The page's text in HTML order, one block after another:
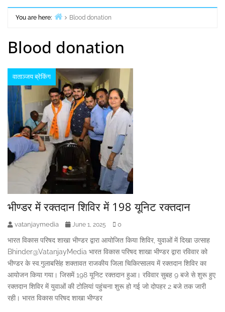
You are here:
Blood donation
Blood donation
वाताञ्जय ब्रेकिंग
भीण्डर में रक्तदान शिविर में 198 यूनिट रक्तदान
vatanjaymedia June 1, 2025 0
भारत विकास परिषद शाखा भीण्डर द्वारा आयोजित किया शिविर, युवाओं में दिखा उत्साह
Bhinder@VatanjayMedia भारत विकास परिषद शाखा भीण्डर द्वारा रविवार को
भीण्डर के स्व.गुलाबसिंह शक्तावत राजकीय जिला चिकित्सालय में रक्तदान शिविर का
आयोजन किया गया। जिसमें 198 यूनिट रक्तदान हुआ। रविवार सुबह 9 बजे से शुरू हुए
रक्तदान शिविर में युवाओं की टोलियां पहुंचना शुरू हो गई जो दोपहर 2 बजे तक जारी
रही। भारत विकास परिषद शाखा भीण्डर